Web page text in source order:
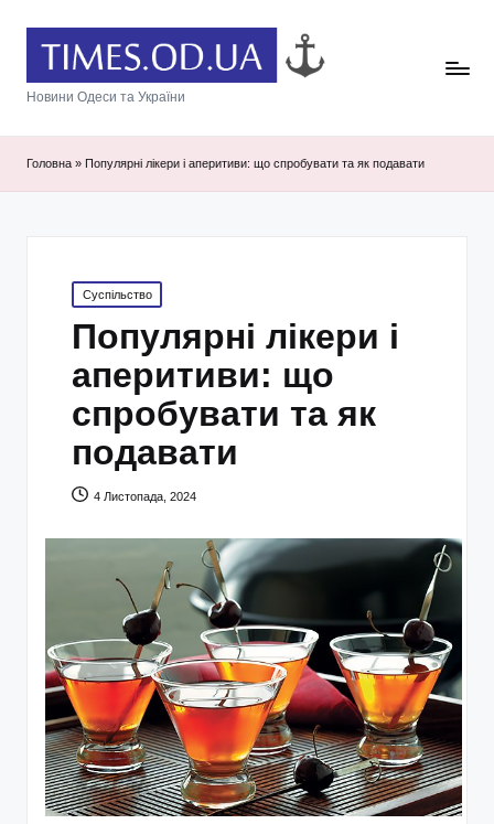
Новини Одеси та України
Головна » Популярні лікери і аперитиви: що спробувати та як подавати
Posted
in
Суспільство
Популярні лікери і
аперитиви: що
спробувати та як
подавати
4 Листопада, 2024